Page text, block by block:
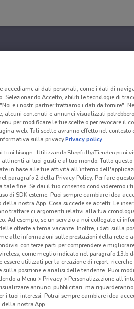
accediamo ai dati personali, come i dati di
Selezionando Accetto, abiliti le tecnologie di
e i nostri partner trattiamo i dati da fornire".
alcuni contenuti e annunci visualizzati
per modificare le tue scelte o per revocare il
web. Tali scelte avranno effetto nel contesto
sulla privacy.Privacy policy
bisogni: Utilizzando Shopfully/Tiendeo puoi
ai tuoi gusti e al tuo mondo. Tutto questo
in base alle tue attività all'interno
paragrafo 2 della Privacy Policy. Per fare
tale fine. Se dai il tuo consenso condivideremo i
di SDK esterne. Puoi sempre cambiare idea
della nostra App. Cosa succede se accetti: Le
trattare di argomenti relativi alla tua
Ad esempio, se un servizio a noi collegato ci
offerte a tema vacanze. Inoltre, i dati sulla
alle informazioni sulle prestazioni della rete e
con terze parti per comprendere e
come meglio indicato nel paragrafo 13.b
essere utilizzati per la creazione di report,
posizione e analisi delle tendenze. Puoi
a Menu > Privacy > Personalizzazione
annunci pubblicitari, ma
i tuoi interessi. Potrai sempre cambiare idea
nostra App.